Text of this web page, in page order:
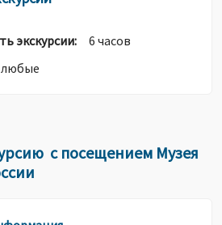
экскурсии: 6 часов
любые
с посещением Музея